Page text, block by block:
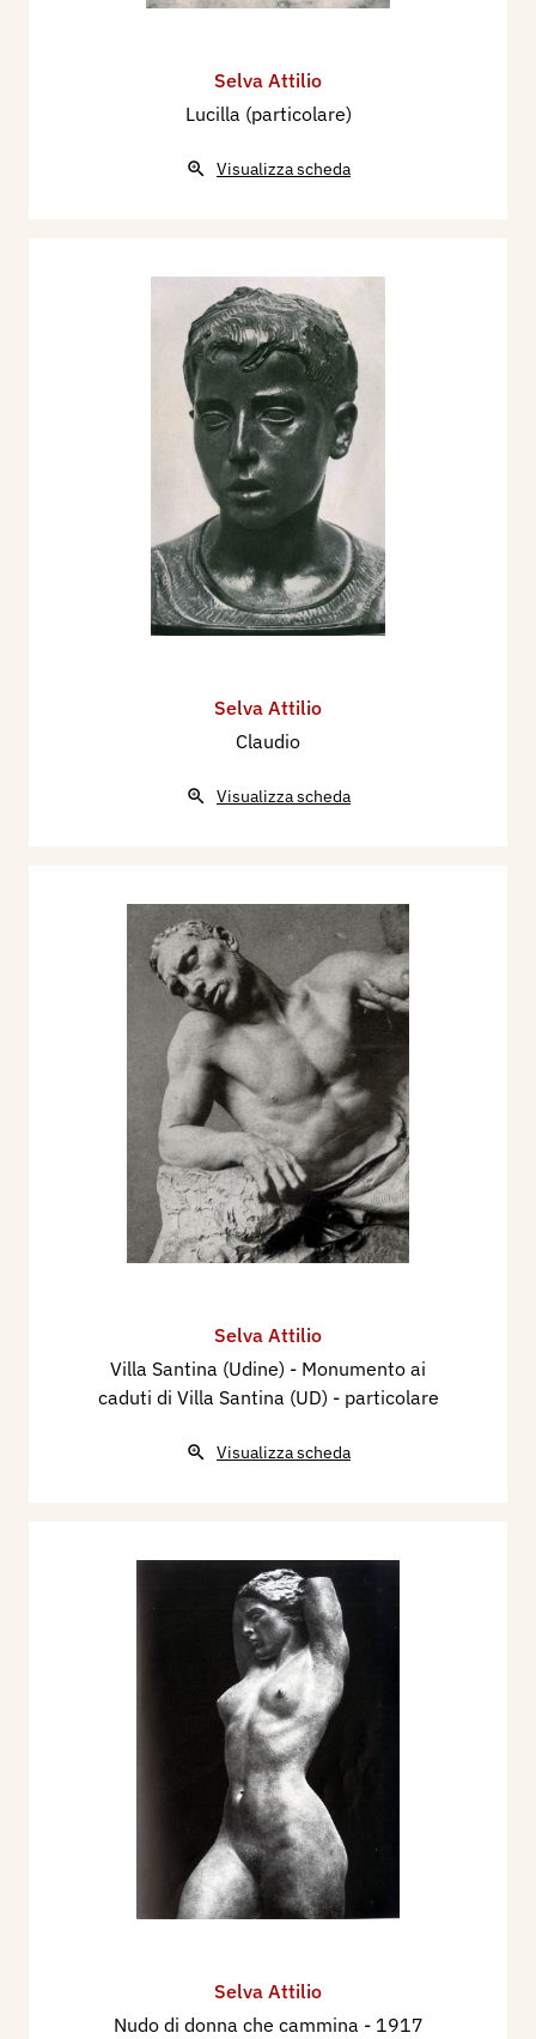
Selva Attilio
Lucilla (particolare)
Visualizza scheda
Selva Attilio
Claudio
Visualizza scheda
Selva Attilio
Villa Santina (Udine) - Monumento ai
caduti di Villa Santina (UD) - particolare
Visualizza scheda
Selva Attilio
Nudo di donna che cammina - 1917